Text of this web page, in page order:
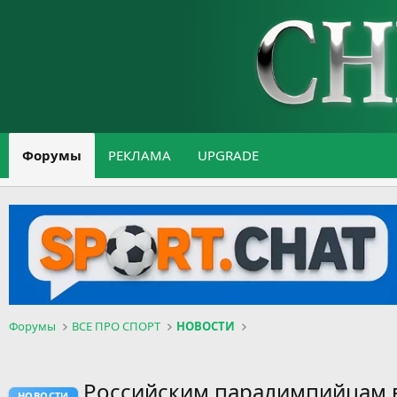
Форумы РЕКЛАМА UPGRADE
Форумы ВСЕ ПРО СПОРТ НОВОСТИ